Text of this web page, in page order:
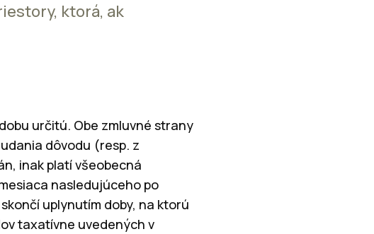
ktorá, ak
určitú. Obe zmluvné strany
dôvodu (resp. z
inak platí všeobecná
nasledujúceho po
uplynutím doby, na ktorú
taxatívne uvedených v